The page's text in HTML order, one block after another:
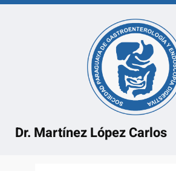
Dr. Martínez López Carlos